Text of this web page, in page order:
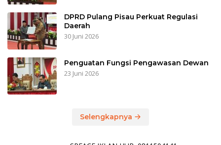
DPRD Pulang Pisau Perkuat Regulasi
Daerah
30 Juni 2026
Penguatan Fungsi Pengawasan Dewan
23 Juni 2026
Selengkapnya